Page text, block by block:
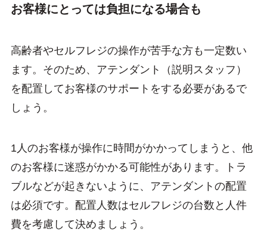
お客様にとっては負担になる場合も
高齢者やセルフレジの操作が苦手な方も一定数い
ます。そのため、アテンダント（説明スタッフ）
を配置してお客様のサポートをする必要があるで
しょう。
1人のお客様が操作に時間がかかってしまうと、他
のお客様に迷惑がかかる可能性があります。トラ
ブルなどが起きないように、アテンダントの配置
は必須です。配置人数はセルフレジの台数と人件
費を考慮して決めましょう。